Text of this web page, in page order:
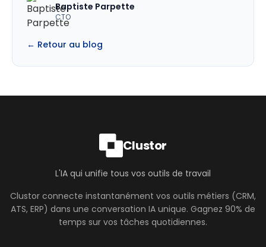
Baptiste Parpette
CTO
← Retour au blog
Clustor
L'IA qui unifie tous vos outils de travail
Clustor connecte instantanément vos outils métiers (CRM,
ATS, ERP) dans une conversation IA unique. Gagnez 90% de
temps sur vos tâches quotidiennes.